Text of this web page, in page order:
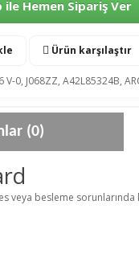
Hemen Sipariş Ver
Ürün karşılaştır
V-0, J068ZZ, A42L85324B,
(0)
besleme sorunlarında